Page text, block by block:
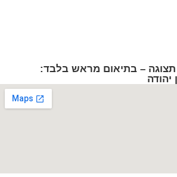
– בתיאום מראש בלבד: